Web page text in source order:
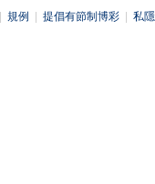
規例 提倡有節制博彩 私